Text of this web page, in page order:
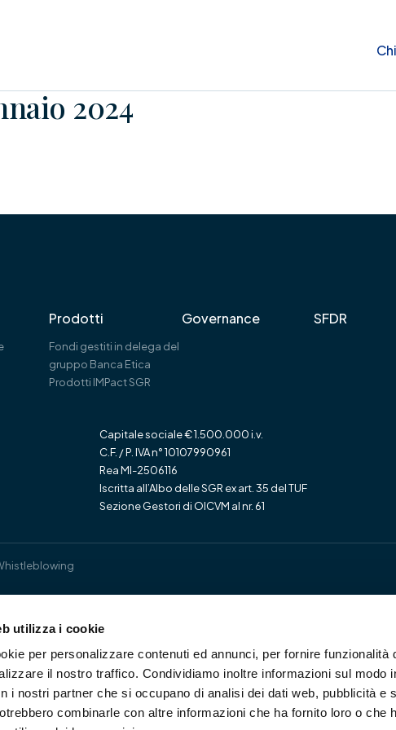
utilizza i cookie
per personalizzare contenuti ed annunci, per fornire funzionalità
il nostro traffico. Condividiamo inoltre informazioni sul modo
i nostri partner che si occupano di analisi dei dati web, pubblicità e
combinarle con altre informazioni che ha fornito loro o che
2024
Prodotti
Fondi gestiti in delega del
gruppo Banca Etica
Prodotti IMPact SGR
Governance SFDR
Capitale sociale € 1.500.000 i.v.
C.F. / P. IVA n° 10107990961
Rea MI-2506116
Iscritta all’Albo delle SGR ex art. 35 del TUF
Sezione Gestori di OICVM al nr. 61